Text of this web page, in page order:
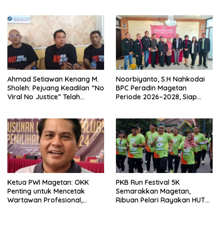
Ahmad Setiawan Kenang M.
Sholeh: Pejuang Keadilan “No
Viral No Justice” Telah
Noorbiyanto, S.H Nahkodai
BPC Peradin Magetan
Periode 2026–2028, Siap
Ketua PWI Magetan: OKK
Penting untuk Mencetak
Wartawan Profesional,
PKB Run Festival 5K
Semarakkan Magetan,
Ribuan Pelari Rayakan HUT